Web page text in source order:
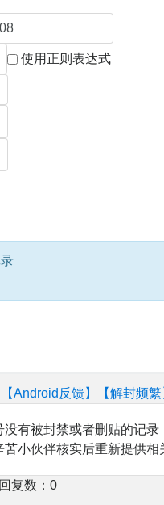
使用正则表达式
【Android反馈】【解封频
没有被封禁或者删贴的记
苦小伙伴核实后重新提供相
复数：0